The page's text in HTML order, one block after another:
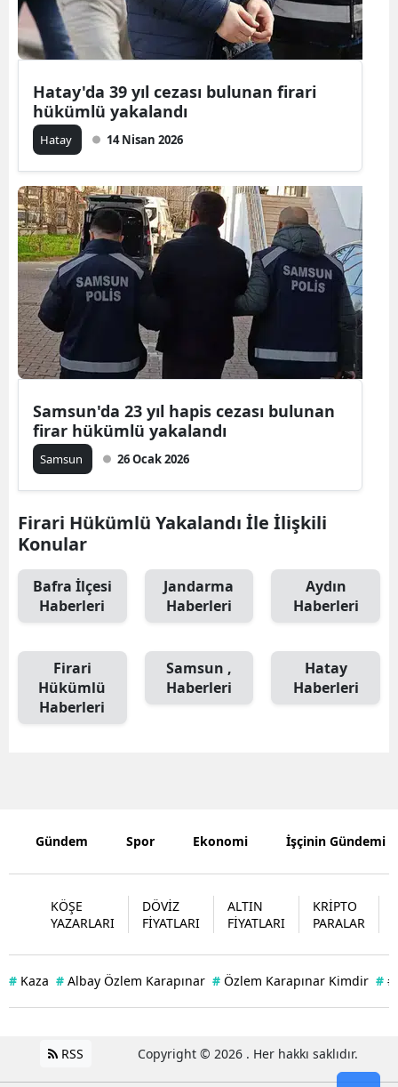
Erzurum
Eskişehir
Gümüşhane
Hakkari
Hatay
Isparta
Mersin
İstanbul
Kayseri
Kırklareli
Kırşehir
Kocaeli
Kütahya
Muş
Nevşehir
Ordu
Sakarya
Hatay'da 39 yıl cezası bulunan firari
hükümlü yakalandı
Hatay 14 Nisan 2026
Samsun'da 23 yıl hapis cezası bulunan
firar hükümlü yakalandı
Samsun 26 Ocak 2026
Firari Hükümlü Yakalandı İle İlişkili
Konular
Bafra İlçesi
Haberleri
Jandarma
Haberleri
Aydın
Haberleri
Firari
Hükümlü
Haberleri
Samsun ,
Haberleri
Hatay
Haberleri
Gündem Spor Ekonomi İşçinin Gündemi
KÖŞE
YAZARLARI
DÖVİZ
FİYATLARI
ALTIN
FİYATLARI
KRİPTO
PARALAR
# Kaza # Albay Özlem Karapınar # Özlem Karapınar Kimdir #
RSS Copyright © 2026 . Her hakkı saklıdır.